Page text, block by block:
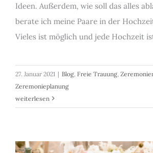
Ideen. Außerdem, wie soll das alles
berate ich meine Paare in der
Vieles ist möglich und jede Hochzeit
27. Januar 2021 | Blog Freie Trauung
Zeremonieplanung
weiterlesen